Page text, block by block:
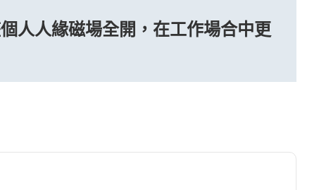
人人緣磁場全開，在工作場合中更